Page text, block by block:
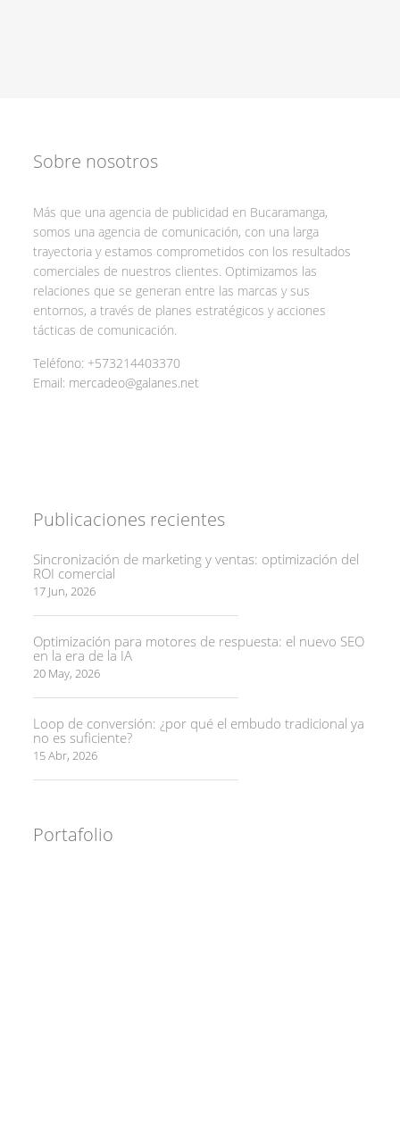
Sobre nosotros
Más que una agencia de publicidad en Bucaramanga,
somos una agencia de comunicación, con una larga
trayectoria y estamos comprometidos con los resultados
comerciales de nuestros clientes. Optimizamos las
relaciones que se generan entre las marcas y sus
entornos, a través de planes estratégicos y acciones
tácticas de comunicación.
Teléfono: +573214403370
Email: mercadeo@galanes.net
Publicaciones recientes
Sincronización de marketing y ventas: optimización del
ROI comercial
17 Jun, 2026
Optimización para motores de respuesta: el nuevo SEO
en la era de la IA
20 May, 2026
Loop de conversión: ¿por qué el embudo tradicional ya
no es suficiente?
15 Abr, 2026
Portafolio